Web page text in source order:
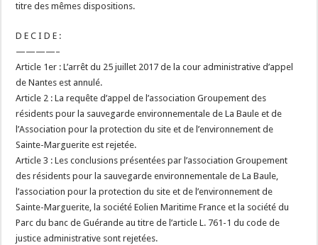
titre des mêmes dispositions.
D E C I D E :
————–
Article 1er : L’arrêt du 25 juillet 2017 de la cour administrative d’appel
de Nantes est annulé.
Article 2 : La requête d’appel de l’association Groupement des
résidents pour la sauvegarde environnementale de La Baule et de
l’Association pour la protection du site et de l’environnement de
Sainte-Marguerite est rejetée.
Article 3 : Les conclusions présentées par l’association Groupement
des résidents pour la sauvegarde environnementale de La Baule,
l’association pour la protection du site et de l’environnement de
Sainte-Marguerite, la société Eolien Maritime France et la société du
Parc du banc de Guérande au titre de l’article L. 761-1 du code de
justice administrative sont rejetées.